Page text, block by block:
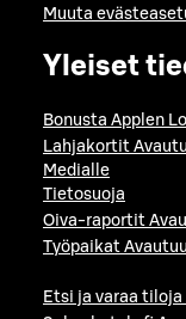
Muuta
Yleiset
Bonusta Applen
Lahjakortit
Medialle
Tietosuoja
Oiva-raportit
Työpaikat
Etsi ja varaa tiloja